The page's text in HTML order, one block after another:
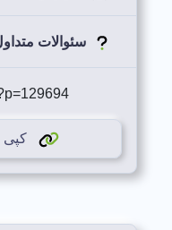
سئوالات